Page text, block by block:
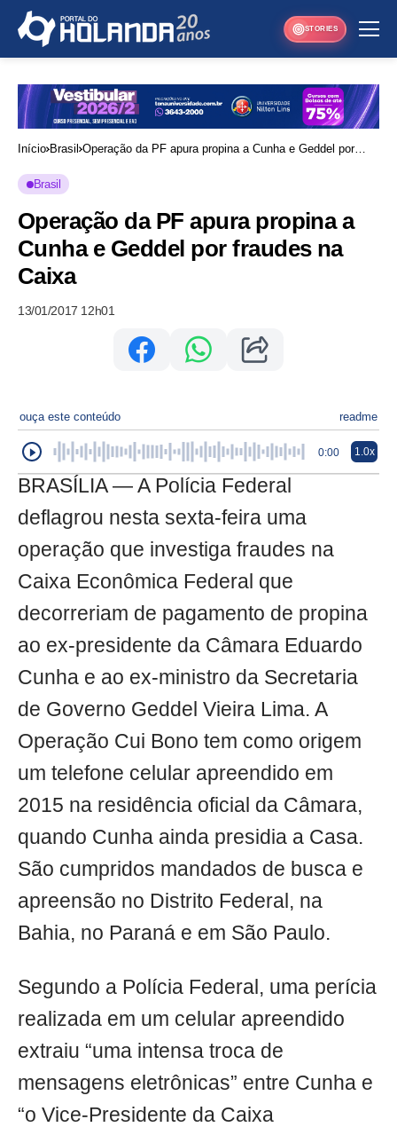
STORIES
Início Brasil Operação da PF apura propina a Cunha e Geddel por
Brasil
Operação da PF apura propina a
Cunha e Geddel por fraudes na
Caixa
13/01/2017 12h01
ouça este conteúdo readme
0:00 1.0x
BRASÍLIA — A Polícia Federal
deflagrou nesta sexta-feira uma
operação que investiga fraudes na
Caixa Econômica Federal que
decorreriam de pagamento de propina
ao ex-presidente da Câmara Eduardo
Cunha e ao ex-ministro da Secretaria
de Governo Geddel Vieira Lima. A
Operação Cui Bono tem como origem
um telefone celular apreendido em
2015 na residência oficial da Câmara,
quando Cunha ainda presidia a Casa.
São cumpridos mandados de busca e
apreensão no Distrito Federal, na
Bahia, no Paraná e em São Paulo.
Segundo a Polícia Federal, uma perícia
realizada em um celular apreendido
extraiu “uma intensa troca de
mensagens eletrônicas” entre Cunha e
“o Vice-Presidente da Caixa